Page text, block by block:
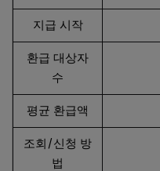
지급 시작
환급 대상자
수
평균 환급액
조회/신청 방
법